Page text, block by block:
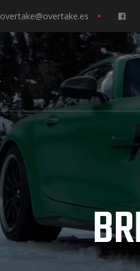
overtake@overtake.es